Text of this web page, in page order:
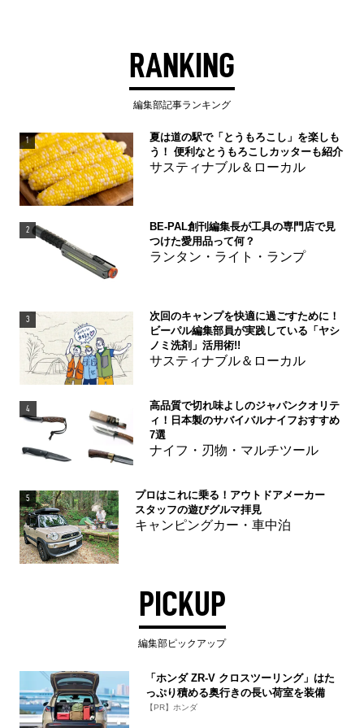
RANKING
編集部記事ランキング
1
夏は道の駅で「とうもろこし」を楽しも
う！ 便利なとうもろこしカッターも紹介
サスティナブル＆ローカル
2
BE-PAL創刊編集長が工具の専門店で見
つけた愛用品って何？
ランタン・ライト・ランプ
3
次回のキャンプを快適に過ごすために！
ビーパル編集部員が実践している「ヤシ
ノミ洗剤」活用術!!
サスティナブル＆ローカル
4
高品質で切れ味よしのジャパンクオリテ
ィ！日本製のサバイバルナイフおすすめ
7選
ナイフ・刃物・マルチツール
5
プロはこれに乗る！アウトドアメーカー
スタッフの遊びグルマ拝見
キャンピングカー・車中泊
PICKUP
編集部ピックアップ
「ホンダ ZR-V クロスツーリング」はた
っぷり積める奥行きの長い荷室を装備
【PR】ホンダ